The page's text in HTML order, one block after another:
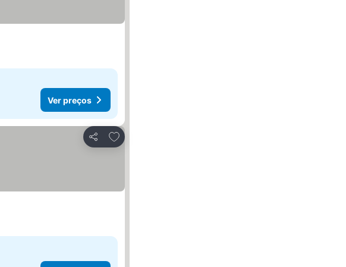
Ver preços
Partilhar
Adicionar aos favoritos